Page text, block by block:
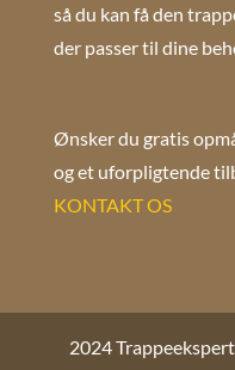
så du kan få den
der passer til dine
Ønsker du gratis
og et uforpligtende
KONTAKT OS
2024